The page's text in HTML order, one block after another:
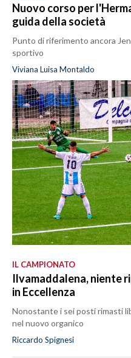
Nuovo corso per
guida della società
Punto di riferimento ancora
sportivo
Viviana Luisa Montaldo
IL CAMPIONATO
Ilvamaddalena, niente
in Eccellenza
Nonostante i sei posti rimasti
nel nuovo organico
Riccardo Spignesi